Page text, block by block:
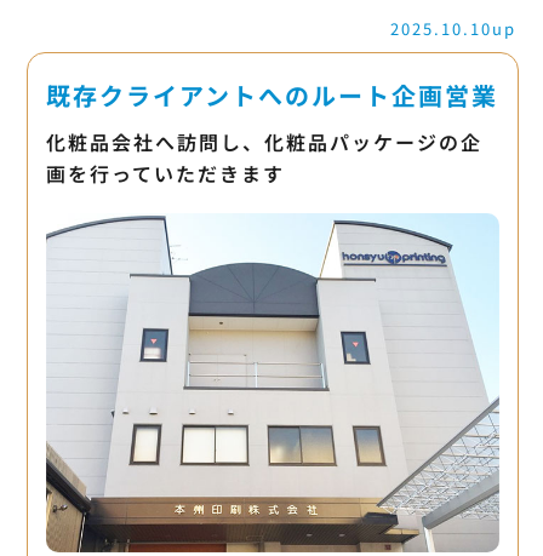
2025.10.10up
既存クライアントへのルート企画営業
化粧品会社へ訪問し、化粧品パッケージの企
画を行っていただきます